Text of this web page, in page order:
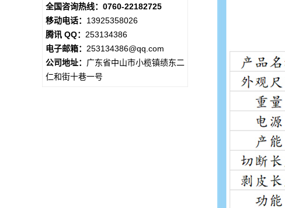
全国咨询热线：0760-22182725
移动电话： 13925358026
腾讯 QQ： 253134386
电子邮箱： 253134386@qq.com
公司地址： 广东省中山市小榄镇绩东二
仁和街十巷一号